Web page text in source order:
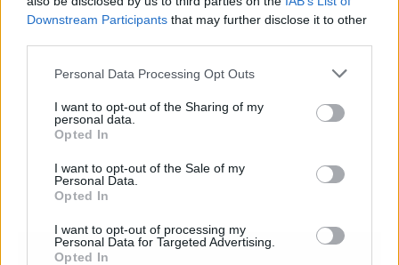
Downstream Participants that may further disclose it to other
Personal Data Processing Opt Outs
I want to opt-out of the Sharing of my
personal data.
Opted In
I want to opt-out of the Sale of my
Personal Data.
Opted In
I want to opt-out of processing my
Personal Data for Targeted Advertising.
Opted In